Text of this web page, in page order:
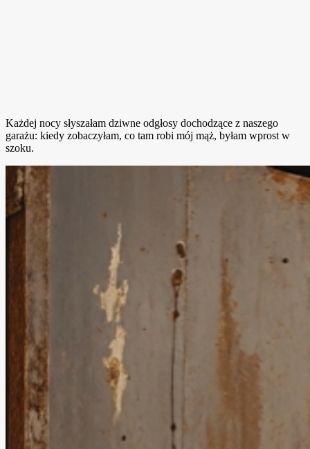
Każdej nocy słyszałam dziwne odgłosy dochodzące z naszego
garażu: kiedy zobaczyłam, co tam robi mój mąż, byłam wprost w
szoku.